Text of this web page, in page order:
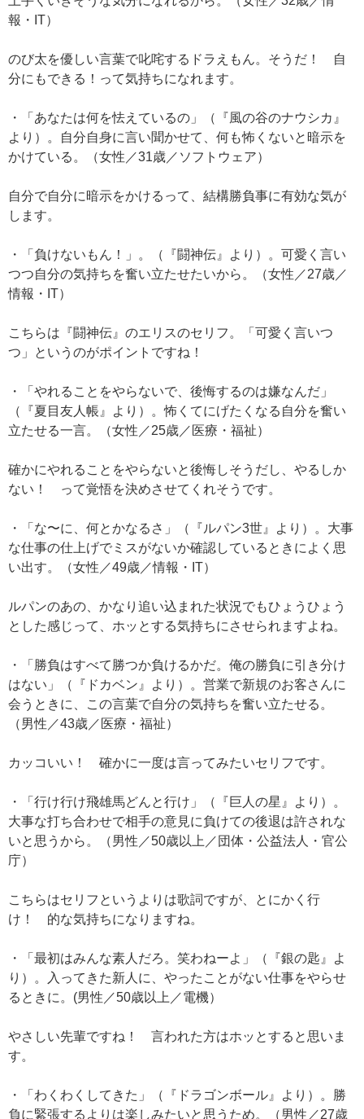
報・IT）
のび太を優しい言葉で叱咤するドラえもん。そうだ！ 自
分にもできる！って気持ちになれます。
・「あなたは何を怯えているの」（『風の谷のナウシカ』
より）。自分自身に言い聞かせて、何も怖くないと暗示を
かけている。（女性／31歳／ソフトウェア）
自分で自分に暗示をかけるって、結構勝負事に有効な気が
します。
・「負けないもん！」。（『闘神伝』より）。可愛く言い
つつ自分の気持ちを奮い立たせたいから。（女性／27歳／
情報・IT）
こちらは『闘神伝』のエリスのセリフ。「可愛く言いつ
つ」というのがポイントですね！
・「やれることをやらないで、後悔するのは嫌なんだ」
（『夏目友人帳』より）。怖くてにげたくなる自分を奮い
立たせる一言。（女性／25歳／医療・福祉）
確かにやれることをやらないと後悔しそうだし、やるしか
ない！ って覚悟を決めさせてくれそうです。
・「な〜に、何とかなるさ」（『ルパン3世』より）。大事
な仕事の仕上げでミスがないか確認しているときによく思
い出す。（女性／49歳／情報・IT）
ルパンのあの、かなり追い込まれた状況でもひょうひょう
とした感じって、ホッとする気持ちにさせられますよね。
・「勝負はすべて勝つか負けるかだ。俺の勝負に引き分け
はない」（『ドカベン』より）。営業で新規のお客さんに
会うときに、この言葉で自分の気持ちを奮い立たせる。
（男性／43歳／医療・福祉）
カッコいい！ 確かに一度は言ってみたいセリフです。
・「行け行け飛雄馬どんと行け」（『巨人の星』より）。
大事な打ち合わせで相手の意見に負けての後退は許されな
いと思うから。（男性／50歳以上／団体・公益法人・官公
庁）
こちらはセリフというよりは歌詞ですが、とにかく行
け！ 的な気持ちになりますね。
・「最初はみんな素人だろ。笑わねーよ」（『銀の匙』よ
り）。入ってきた新人に、やったことがない仕事をやらせ
るときに。(男性／50歳以上／電機）
やさしい先輩ですね！ 言われた方はホッとすると思いま
す。
・「わくわくしてきた」（『ドラゴンボール』より）。勝
負に緊張するよりは楽しみたいと思うため。（男性／27歳